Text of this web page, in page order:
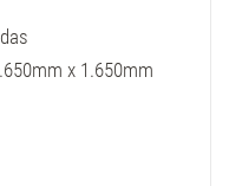
x 1.650mm